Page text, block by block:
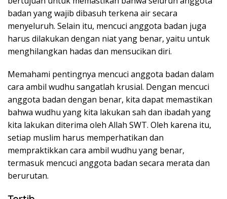
badan yang wajib dibasuh terkena air secara
menyeluruh. Selain itu, mencuci anggota badan juga
harus dilakukan dengan niat yang benar, yaitu untuk
menghilangkan hadas dan mensucikan diri.
Memahami pentingnya mencuci anggota badan dalam
cara ambil wudhu sangatlah krusial. Dengan mencuci
anggota badan dengan benar, kita dapat memastikan
bahwa wudhu yang kita lakukan sah dan ibadah yang
kita lakukan diterima oleh Allah SWT. Oleh karena itu,
setiap muslim harus memperhatikan dan
mempraktikkan cara ambil wudhu yang benar,
termasuk mencuci anggota badan secara merata dan
berurutan.